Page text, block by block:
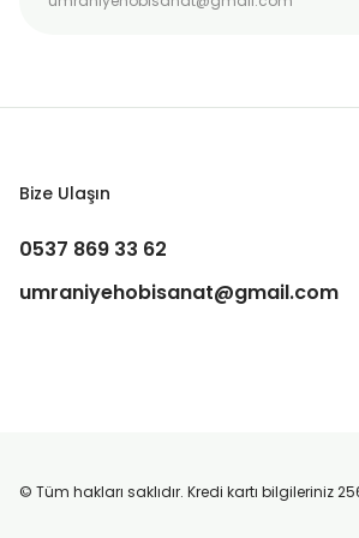
Bize Ulaşın
0537 869 33 62
umraniyehobisanat@gmail.com
© Tüm hakları saklıdır. Kredi kartı bilgileriniz